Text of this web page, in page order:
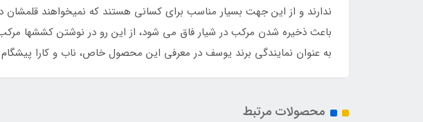
ندارند و از این جهت بسیار مناسب برای کسانی هستند که نمیخواهند
باعث ذخیره شدن مرکب در شیار فاق می شود، از این رو در نوشتن کششها
به عنوان نمایندگی برند یوسف در معرفی این محصول خاص، ناب و کارا
محصولات مرتبط